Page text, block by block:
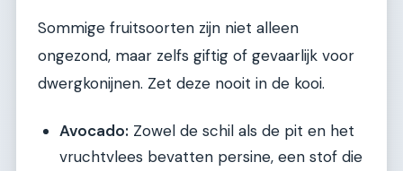
Sommige fruitsoorten zijn niet alleen
ongezond, maar zelfs giftig of gevaarlijk voor
dwergkonijnen. Zet deze nooit in de kooi.
Avocado: Zowel de schil als de pit en het
vruchtvlees bevatten persine, een stof die